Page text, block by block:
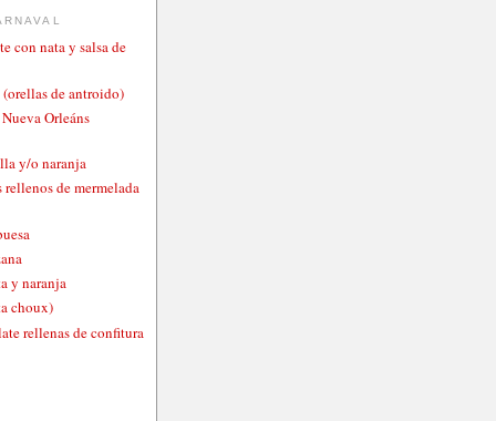
con nata y salsa de
de antroido)
Orleáns
y/o naranja
de mermelada
y naranja
choux)
rellenas de confitura